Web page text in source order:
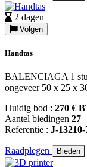
2 dagen
Volgen
Handtas
BALENCIAGA 1
ongeveer 50 x 25 x
Huidig bod : 270 €
Aantel biedingen 27
Referentie : J-13210-
Raadplegen Bieden